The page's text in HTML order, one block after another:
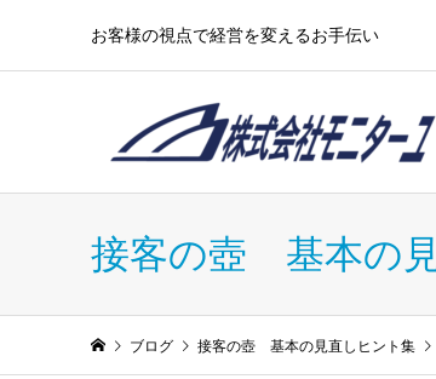
お客様の視点で経営を変えるお手伝い
接客の壺 基本の
ブログ 接客の壺 基本の見直しヒント集